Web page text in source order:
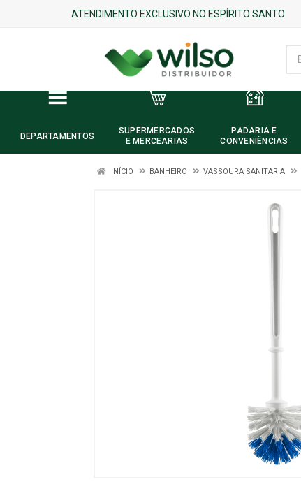
ATENDIMENTO EXCLUSIVO NO ESPÍRITO SANTO
DEPARTAMENTOS
SUPERMERCADOS
E MERCEARIAS
PADARIA E
CONVENIÊNCIAS
INÍCIO BANHEIRO VASSOURA SANITARIA